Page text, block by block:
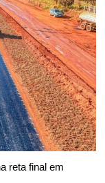
reta final em